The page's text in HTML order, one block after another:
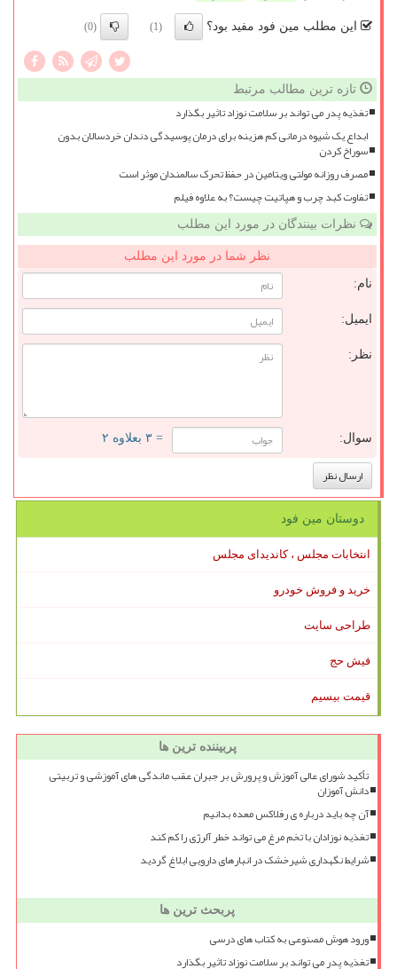
این مطلب مین فود مفید بود؟ (1)
(0)
تازه ترین مطالب مرتبط
تغذیه پدر می تواند بر سلامت نوزاد تاثیر بگذارد
ابداع یک شیوه درمانی کم هزینه برای درمان پوسیدگی دندان خردسالان بدون
سوراخ کردن
مصرف روزانه مولتی ویتامین در حفظ تحرک سالمندان موثر است
تفاوت کبد چرب و هپاتیت چیست؟ به علاوه فیلم
نظرات بینندگان در مورد این مطلب
نظر شما در مورد این مطلب
نام:
ایمیل:
نظر:
سوال: = ۳ بعلاوه ۲
دوستان مین فود
انتخابات مجلس ، کاندیدای مجلس
خرید و فروش خودرو
طراحی سایت
فیش حج
قیمت بیسیم
پربیننده ترین ها
تأکید شورای عالی آموزش و پرورش بر جبران عقب ماندگی های آموزشی و تربیتی
دانش آموزان
آن چه باید درباره ی رفلاکس معده بدانیم
تغذیه نوزادان با تخم مرغ می تواند خطر آلرژی را کم کند
شرایط نگهداری شیرخشک در انبارهای دارویی ابلاغ گردید
پربحث ترین ها
ورود هوش مصنوعی به کتاب های درسی
تغذیه پدر می تواند بر سلامت نوزاد تاثیر بگذارد